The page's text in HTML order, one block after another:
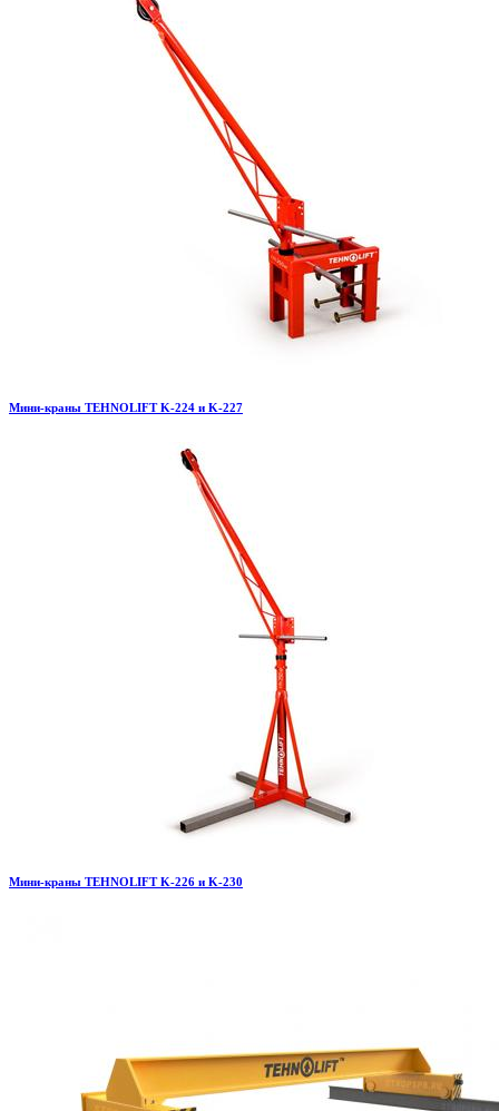
Мини-краны TEHNOLIFT K-224 и K-227
Мини-краны TEHNOLIFT K-226 и K-230